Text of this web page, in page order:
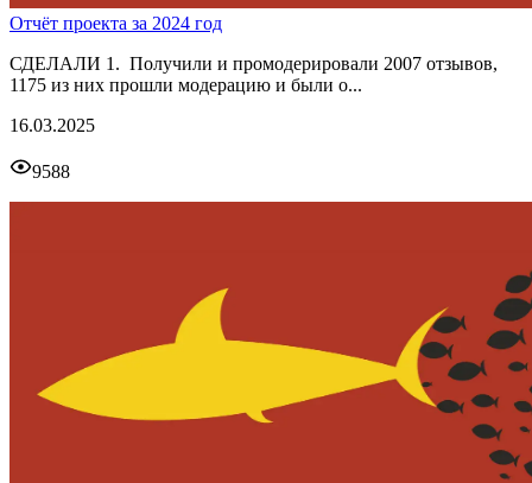
Отчёт проекта за 2024 год
СДЕЛАЛИ 1. Получили и промодерировали 2007 отзывов,
1175 из них прошли модерацию и были о...
16.03.2025
9588